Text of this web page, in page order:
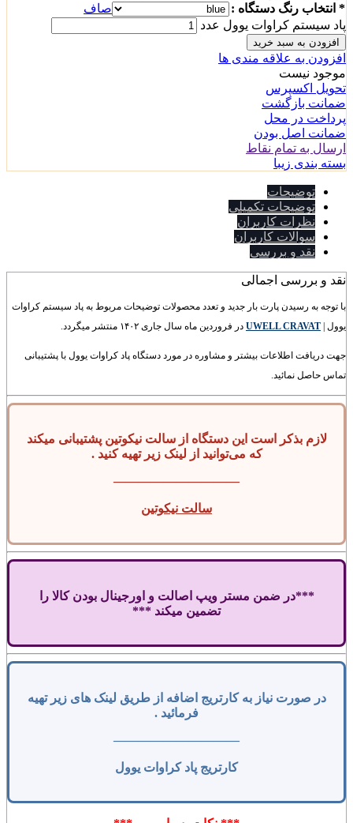
* انتخاب رنگ دستگاه :
صاف
پاد سیستم کراوات یوول عدد
افزودن به سبد خرید
افزودن به علاقه مندی ها
موجود نیست
تحویل اکسپرس
ضمانت بازگشت
پرداخت در محل
ضمانت اصل بودن
ارسال به تمام نقاط
بسته بندی زیبا
توضیحات
توضیحات تکمیلی
نظرات کاربران
سوالات کاربران
نقد و بررسی
نقد و بررسی اجمالی
با توجه به رسیدن پارت بار جدید و تعدد محصولات توضیحات مربوط به پاد سیستم کراوات
یوول | UWELL CRAVAT در فروردین ماه سال جاری ۱۴۰۲ منتشر میگردد.
جهت دریافت اطلاعات بیشتر و مشاوره در مورد دستگاه پاد کراوات یوول با پشتیبانی
تماس حاصل نمائید.
لازم بذکر است این دستگاه از سالت نیکوتین پشتیبانی میکند
که می‌توانید از لینک زیر تهیه کنید .
——————————
سالت نیکوتین
***در ضمن مستر ویپ اصالت و اورجینال بودن کالا را
تضمین میکند ***
در صورت نیاز به کارتریج اضافه از طریق لینک های زیر تهیه
فرمائید .
——————————
کارتریج پاد کراوات یوول